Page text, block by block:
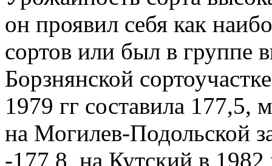
он проявил себя как
сортов или был в группе
Борзнянской
1979 гг составила
на Могилев-Подольской
-177,8, на Кутский в